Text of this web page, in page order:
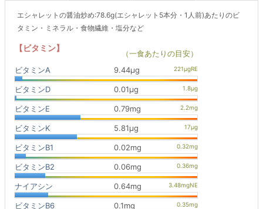
エシャレットの醤油炒め:78.6g(エシャレット5本分・1人前)あたりのビ
タミン・ミネラル・食物繊維・塩分など
【ビタミン】
（一食あたりの目安）
ビタミンA
9.44μg
ビタミンD 0.01μg
ビタミンE 0.79mg
ビタミンK 5.81μg
ビタミンB1 0.02mg
ビタミンB2 0.06mg
ナイアシン 0.64mg
ビタミンB6 0.1mg